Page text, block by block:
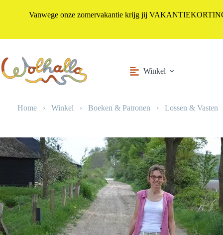
de
inhoud
Winkel
Home › Winkel › Boeken & Patronen › Lossen & Vasten
Vanwege onze zomervakantie krijg jij